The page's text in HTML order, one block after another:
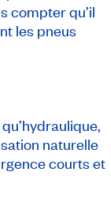
compter qu’il
les pneus
naturelle
courts et